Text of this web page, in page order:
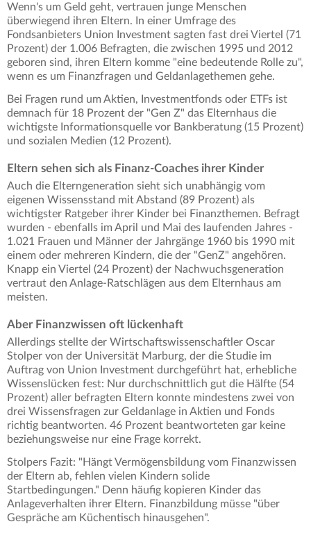
Wenn's um Geld geht, vertrauen junge Menschen
überwiegend ihren Eltern. In einer Umfrage des
Fondsanbieters Union Investment sagten fast drei Viertel (71
Prozent) der 1.006 Befragten, die zwischen 1995 und 2012
geboren sind, ihren Eltern komme "eine bedeutende Rolle zu",
wenn es um Finanzfragen und Geldanlagethemen gehe.
Bei Fragen rund um Aktien, Investmentfonds oder ETFs ist
demnach für 18 Prozent der "Gen Z" das Elternhaus die
wichtigste Informationsquelle vor Bankberatung (15 Prozent)
und sozialen Medien (12 Prozent).
Eltern sehen sich als Finanz-Coaches ihrer Kinder
Auch die Elterngeneration sieht sich unabhängig vom
eigenen Wissensstand mit Abstand (89 Prozent) als
wichtigster Ratgeber ihrer Kinder bei Finanzthemen. Befragt
wurden - ebenfalls im April und Mai des laufenden Jahres -
1.021 Frauen und Männer der Jahrgänge 1960 bis 1990 mit
einem oder mehreren Kindern, die der "GenZ" angehören.
Knapp ein Viertel (24 Prozent) der Nachwuchsgeneration
vertraut den Anlage-Ratschlägen aus dem Elternhaus am
meisten.
Aber Finanzwissen oft lückenhaft
Allerdings stellte der Wirtschaftswissenschaftler Oscar
Stolper von der Universität Marburg, der die Studie im
Auftrag von Union Investment durchgeführt hat, erhebliche
Wissenslücken fest: Nur durchschnittlich gut die Hälfte (54
Prozent) aller befragten Eltern konnte mindestens zwei von
drei Wissensfragen zur Geldanlage in Aktien und Fonds
richtig beantworten. 46 Prozent beantworteten gar keine
beziehungsweise nur eine Frage korrekt.
Stolpers Fazit: "Hängt Vermögensbildung vom Finanzwissen
der Eltern ab, fehlen vielen Kindern solide
Startbedingungen." Denn häufig kopieren Kinder das
Anlageverhalten ihrer Eltern. Finanzbildung müsse "über
Gespräche am Küchentisch hinausgehen".